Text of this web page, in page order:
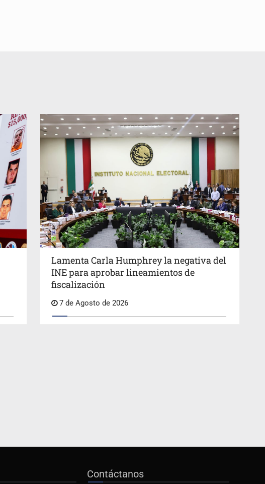
Lamenta Carla Humphrey la negativa del
INE para aprobar lineamientos de
fiscalización
7 de Agosto de 2026
Contáctanos